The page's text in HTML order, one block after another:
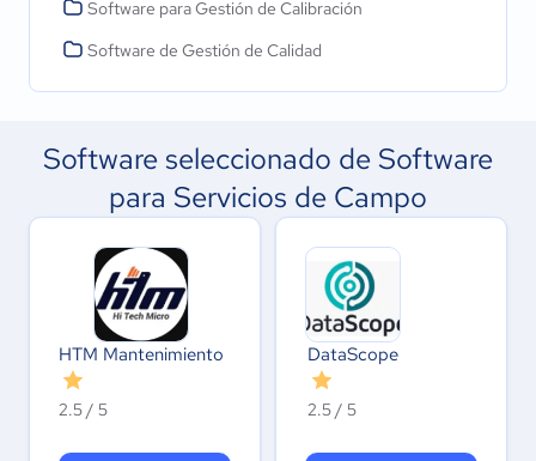
Software para Gestión de Calibración
Software de Gestión de Calidad
Software seleccionado de Software
para Servicios de Campo
HTM Mantenimiento
2.5 / 5
DataScope
2.5 / 5